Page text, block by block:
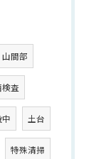
山間部
査
土台
特殊清掃